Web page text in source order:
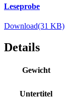
Leseprobe
Download(31 KB)
Details
Gewicht
Untertitel